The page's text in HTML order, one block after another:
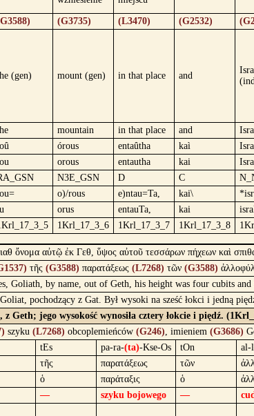
(G3735) (L3470) (G2532)
(gen) mount (gen) in that place and
mountain in that place and
órous entaûtha kaì
orous entautha kai
N3E_GSN D C
o)/rous e)ntau=Ta, kai\
orus entauTa, kai
1Krl_17_3_6 1Krl_17_3_7 1Krl_17_3_8
ὄνομα αὐτῷ ἐκ Γεθ, ὕψος αὐτοῦ τεσσάρων πήχεων καὶ
τῆς (G3588) παρατάξεως (L7268) τῶν (G3588)
by name, out of Geth, his height was four cubits and
pochodzący z Gat. Był wysoki na sześć łokci i jedną
Geth; jego wysokość wynosiła cztery łokcie i piędź.
szyku (L7268) obcoplemieńców (G246), imieniem (G3686)
tEs pa-ra-(ta)-Kse-Os tOn al-
τῆς παρατάξεως τῶν
ὁ παράταξις ὁ
— szyku bojowego —